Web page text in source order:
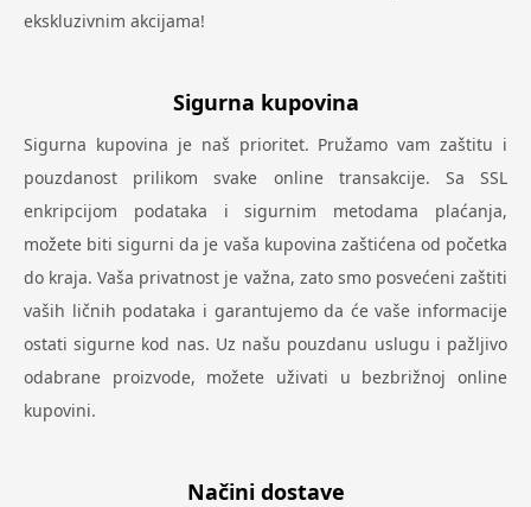
ekskluzivnim akcijama!
Sigurna kupovina
Sigurna kupovina je naš prioritet. Pružamo vam zaštitu i
pouzdanost prilikom svake online transakcije. Sa SSL
enkripcijom podataka i sigurnim metodama plaćanja,
možete biti sigurni da je vaša kupovina zaštićena od početka
do kraja. Vaša privatnost je važna, zato smo posvećeni zaštiti
vaših ličnih podataka i garantujemo da će vaše informacije
ostati sigurne kod nas. Uz našu pouzdanu uslugu i pažljivo
odabrane proizvode, možete uživati u bezbrižnoj online
kupovini.
Načini dostave